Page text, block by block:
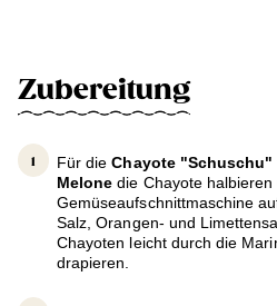
Zubereitung
Für dieChayote
Melone die Chayote
Gemüseaufschnittmaschine
Salz, Orangen- und
Chayoten leicht durch die
drapieren.